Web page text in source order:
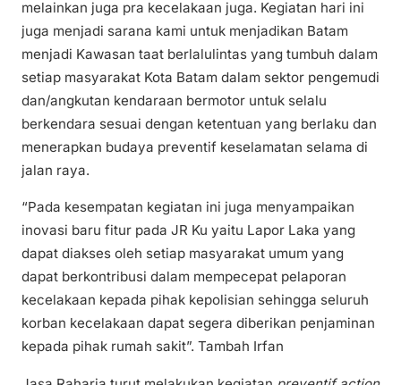
melainkan juga pra kecelakaan juga. Kegiatan hari ini
juga menjadi sarana kami untuk menjadikan Batam
menjadi Kawasan taat berlalulintas yang tumbuh dalam
setiap masyarakat Kota Batam dalam sektor pengemudi
dan/angkutan kendaraan bermotor untuk selalu
berkendara sesuai dengan ketentuan yang berlaku dan
menerapkan budaya preventif keselamatan selama di
jalan raya.
“Pada kesempatan kegiatan ini juga menyampaikan
inovasi baru fitur pada JR Ku yaitu Lapor Laka yang
dapat diakses oleh setiap masyarakat umum yang
dapat berkontribusi dalam mempecepat pelaporan
kecelakaan kepada pihak kepolisian sehingga seluruh
korban kecelakaan dapat segera diberikan penjaminan
kepada pihak rumah sakit”. Tambah Irfan